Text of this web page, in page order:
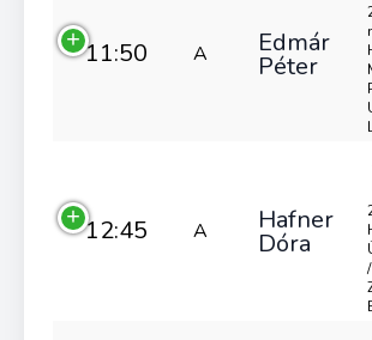
11:50 A Edmár
Péter
12:45 A Hafner
Dóra